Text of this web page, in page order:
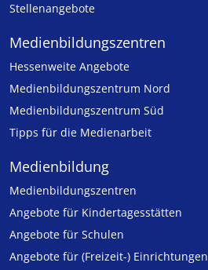
Stellenangebote
Medien­bildungs­zentren
Hessenweite Angebote
Medienbildungszentrum Nord
Medienbildungszentrum Süd
Tipps für die Medienarbeit
Medienbildung
Medien­bildungs­zentren
Angebote für Kinder­tages­stätten
Angebote für Schulen
Angebote für (Freizeit-) Ein­rich­tungen